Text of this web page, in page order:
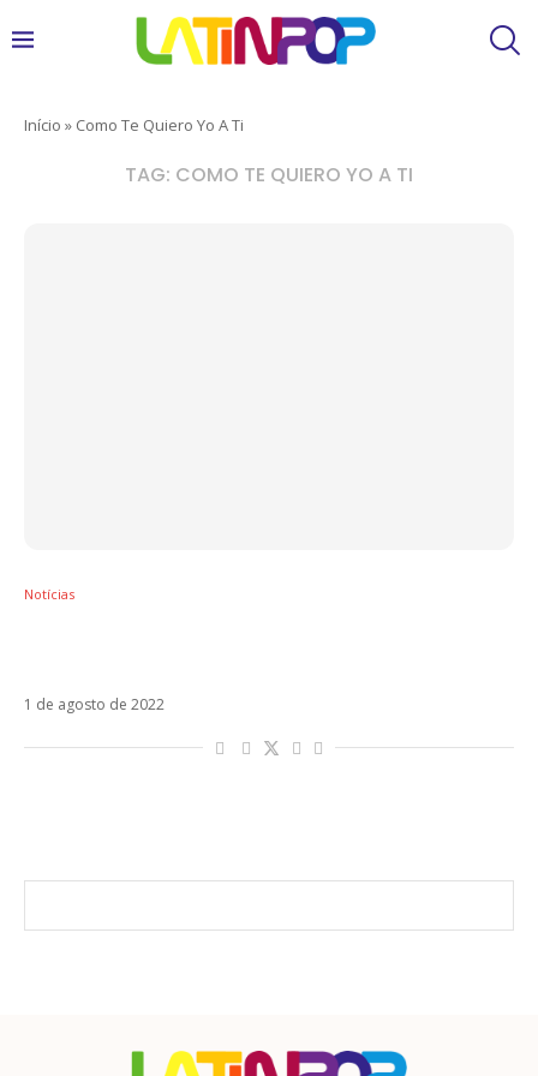
Início » Como Te Quiero Yo A Ti
TAG: COMO TE QUIERO YO A TI
Notícias
1 de agosto de 2022